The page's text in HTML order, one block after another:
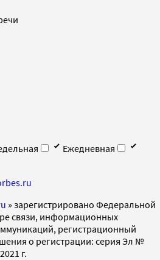
Ежедневная
» зарегистрировано Федеральной
связи, информационных
регистрационный
о регистрации: серия Эл №
г.